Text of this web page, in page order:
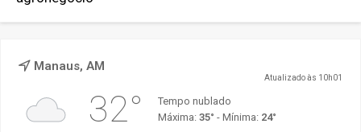
Manaus, AM
Atualizado às 10h01
32°
Tempo nublado
Máxima: 35° - Mínima: 24°